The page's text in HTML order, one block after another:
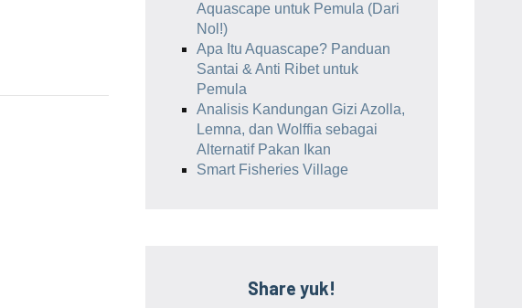
Aquascape untuk Pemula (Dari
Nol!)
Apa Itu Aquascape? Panduan
Santai & Anti Ribet untuk
Pemula
Analisis Kandungan Gizi Azolla,
Lemna, dan Wolffia sebagai
Alternatif Pakan Ikan
Smart Fisheries Village
Share yuk!